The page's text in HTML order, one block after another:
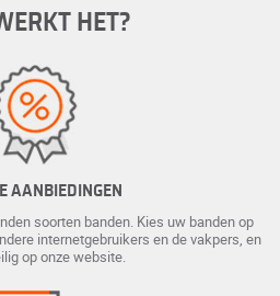
HET?
AANBIEDINGEN
soorten banden. Kies uw banden op
internetgebruikers en de vakpers, en
op onze website.